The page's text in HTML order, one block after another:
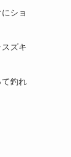
ショ
ズキ
釣れ